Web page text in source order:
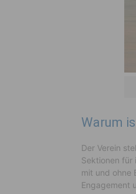
Warum
Der Verein
Sektionen für
mit und ohne
Engagement